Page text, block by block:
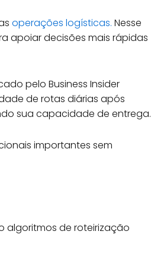
operações logísticas. Nesse
apoiar decisões mais rápidas
pelo Business Insider
de rotas diárias após
sua capacidade de entrega.
importantes sem
algoritmos de roteirização